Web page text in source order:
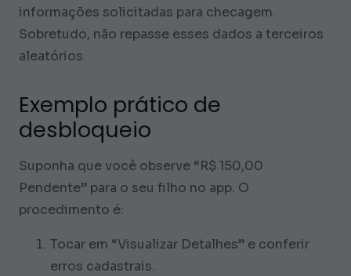
informações solicitadas para checagem.
Sobretudo, não repasse esses dados a terceiros
aleatórios.
Exemplo prático de
desbloqueio
Suponha que você observe “R$ 150,00
Pendente” para o seu filho no app. O
procedimento é:
Tocar em “Visualizar Detalhes” e conferir
erros cadastrais.